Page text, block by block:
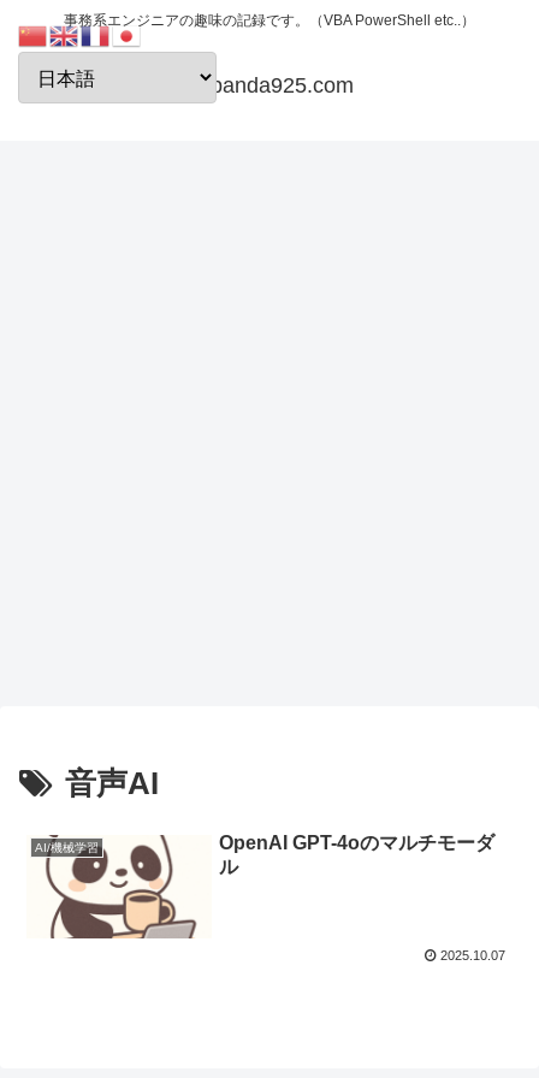
事務系エンジニアの趣味の記録です。（VBA PowerShell etc..）
papanda925.com
音声AI
AI/機械学習
OpenAI GPT-4oのマルチモーダ
ル
2025.10.07